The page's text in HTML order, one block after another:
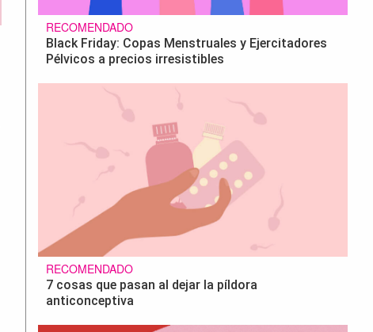
RECOMENDADO
Black Friday: Copas Menstruales y Ejercitadores
Pélvicos a precios irresistibles
RECOMENDADO
7 cosas que pasan al dejar la píldora
anticonceptiva